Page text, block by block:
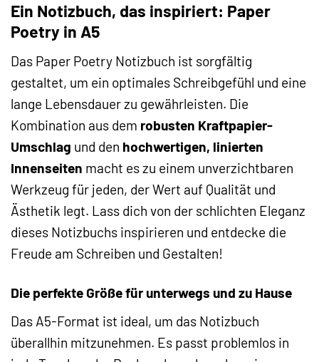
Ein Notizbuch, das inspiriert: Paper
Poetry in A5
Das Paper Poetry Notizbuch ist sorgfältig
gestaltet, um ein optimales Schreibgefühl und eine
lange Lebensdauer zu gewährleisten. Die
Kombination aus dem robusten Kraftpapier-
Umschlag und den hochwertigen, linierten
Innenseiten macht es zu einem unverzichtbaren
Werkzeug für jeden, der Wert auf Qualität und
Ästhetik legt. Lass dich von der schlichten Eleganz
dieses Notizbuchs inspirieren und entdecke die
Freude am Schreiben und Gestalten!
Die perfekte Größe für unterwegs und zu Hause
Das A5-Format ist ideal, um das Notizbuch
überallhin mitzunehmen. Es passt problemlos in